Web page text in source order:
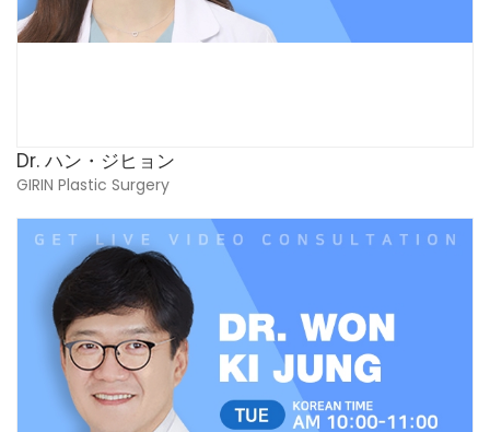
Dr. ハン・ジヒョン
GIRIN Plastic Surgery